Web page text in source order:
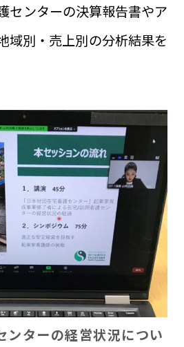
センターの決算報告書やア
域別・売上別の分析結果を
ンターの経営状況につい